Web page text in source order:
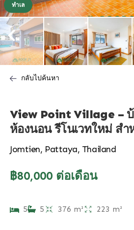
ทำเล
กลับไปค้นหา
View Point Village –
ห้องนอน รีโนเวทใหม่ สำ
Jomtien, Pattaya, Thailand
฿80,000 ต่อเดือน
5 5 376 m² 223 m²